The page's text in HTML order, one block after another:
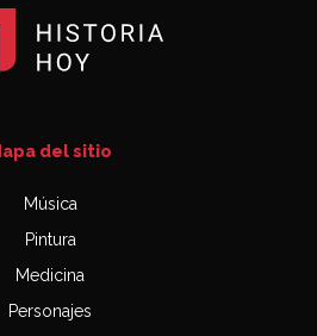
del sitio
Música
Pintura
Medicina
Personajes